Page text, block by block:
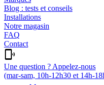
Blog : tests et conseils
Installations
Notre magasin
FAQ
Contact
Une question ? Appelez-nous
(mar-sam, 10h-12h30 et 14h-